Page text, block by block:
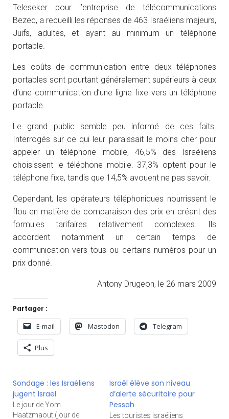
Teleseker pour l’entreprise de télécommunications
Bezeq, a recueilli les réponses de 463 Israéliens majeurs,
Juifs, adultes, et ayant au minimum un téléphone
portable.
Les coûts de communication entre deux téléphones
portables sont pourtant généralement supérieurs à ceux
d’une communication d’une ligne fixe vers un téléphone
portable.
Le grand public semble peu informé de ces faits.
Interrogés sur ce qui leur paraissait le moins cher pour
appeler un téléphone mobile, 46,5% des Israéliens
choisissent le téléphone mobile. 37,3% optent pour le
téléphone fixe, tandis que 14,5% avouent ne pas savoir.
Cependant, les opérateurs téléphoniques nourrissent le
flou en matière de comparaison des prix en créant des
formules tarifaires relativement complexes. Ils
accordent notamment un certain temps de
communication vers tous ou certains numéros pour un
prix donné.
Antony Drugeon, le 26 mars 2009
Partager :
E-mail Mastodon Telegram
Plus
Sondage : les Israéliens
jugent Israël
Le jour de Yom
Haatzmaout (jour de
Israël élève son niveau
d’alerte sécuritaire pour
Pessah
Les touristes israéliens